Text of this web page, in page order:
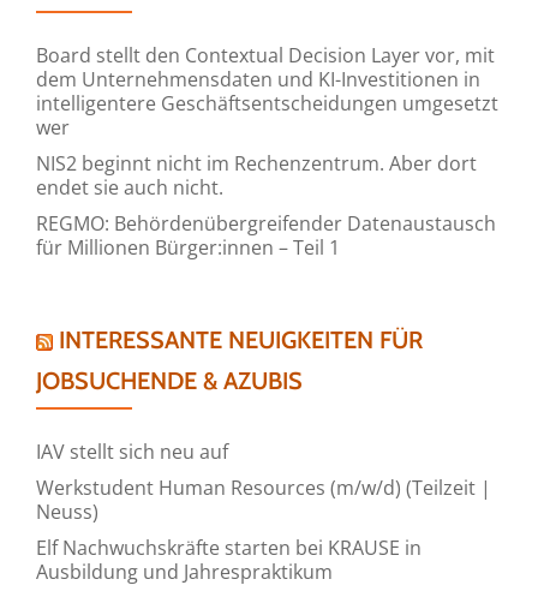
Board stellt den Contextual Decision Layer vor, mit
dem Unternehmensdaten und KI-Investitionen in
intelligentere Geschäftsentscheidungen umgesetzt
wer
NIS2 beginnt nicht im Rechenzentrum. Aber dort
endet sie auch nicht.
REGMO: Behördenübergreifender Datenaustausch
für Millionen Bürger:innen – Teil 1
INTERESSANTE NEUIGKEITEN FÜR
JOBSUCHENDE & AZUBIS
IAV stellt sich neu auf
Werkstudent Human Resources (m/w/d) (Teilzeit |
Neuss)
Elf Nachwuchskräfte starten bei KRAUSE in
Ausbildung und Jahrespraktikum